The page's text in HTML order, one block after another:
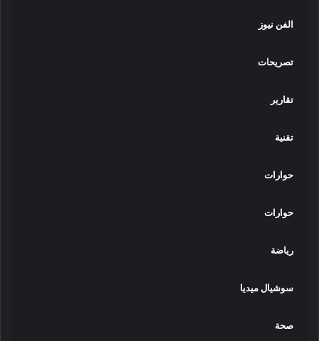
الفن نيوز
تصريحات
تقارير
تقنية
حوارات
حوارات
رياضة
سوشيال ميديا
صحة